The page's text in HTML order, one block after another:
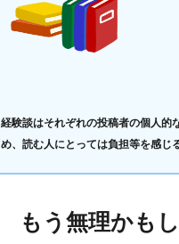
経験談はそれぞれの投稿者の個人的
め、読む人にとっては負担等を感じ
もう無理かも